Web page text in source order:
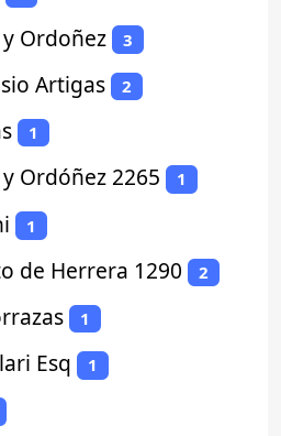
y Ordoñez 3
Artigas 2
1
Ordóñez 2265 1
1
de Herrera 1290 2
1
Esq 1